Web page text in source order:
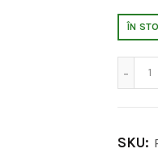
ÎN
SKU: